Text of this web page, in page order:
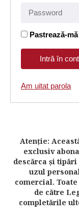
Pastrează-
Am uitat parola
Atenţie:
exclusiv
descărca şi
uzul
comercial.
de către
completările